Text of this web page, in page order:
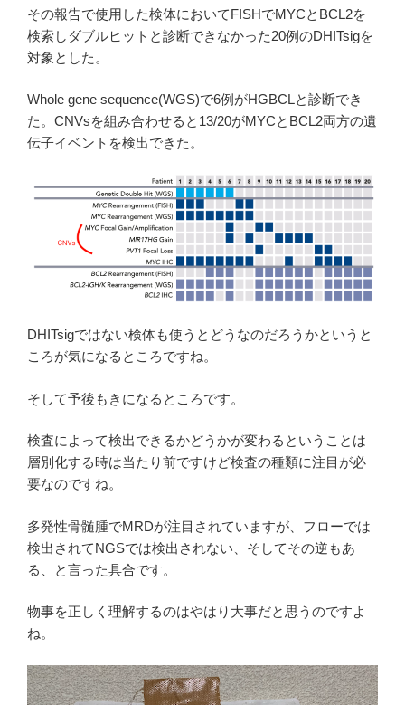
その報告で使用した検体においてFISHでMYCとBCL2を
検索しダブルヒットと診断できなかった20例のDHITsigを
対象とした。
Whole gene sequence(WGS)で6例がHGBCLと診断でき
た。CNVsを組み合わせると13/20がMYCとBCL2両方の遺
伝子イベントを検出できた。
DHITsigではない検体も使うとどうなのだろうかというと
ころが気になるところですね。
そして予後もきになるところです。
検査によって検出できるかどうかが変わるということは
層別化する時は当たり前ですけど検査の種類に注目が必
要なのですね。
多発性骨髄腫でMRDが注目されていますが、フローでは
検出されてNGSでは検出されない、そしてその逆もあ
る、と言った具合です。
物事を正しく理解するのはやはり大事だと思うのですよ
ね。